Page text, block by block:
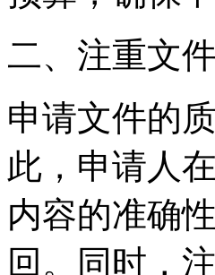
二、注重文
申请文件的
此，申请人
内容的准确
回。同时，